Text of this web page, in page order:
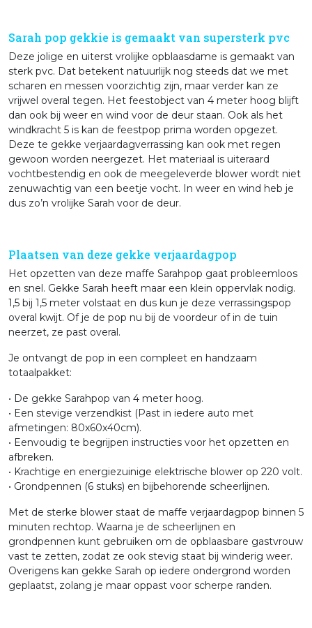
Sarah pop gekkie is gemaakt van supersterk pvc
Deze jolige en uiterst vrolijke opblaasdame is gemaakt van
sterk pvc. Dat betekent natuurlijk nog steeds dat we met
scharen en messen voorzichtig zijn, maar verder kan ze
vrijwel overal tegen. Het feestobject van 4 meter hoog blijft
dan ook bij weer en wind voor de deur staan. Ook als het
windkracht 5 is kan de feestpop prima worden opgezet.
Deze te gekke verjaardagverrassing kan ook met regen
gewoon worden neergezet. Het materiaal is uiteraard
vochtbestendig en ook de meegeleverde blower wordt niet
zenuwachtig van een beetje vocht. In weer en wind heb je
dus zo’n vrolijke Sarah voor de deur.
Plaatsen van deze gekke verjaardagpop
Het opzetten van deze maffe Sarahpop gaat probleemloos
en snel. Gekke Sarah heeft maar een klein oppervlak nodig.
1,5 bij 1,5 meter volstaat en dus kun je deze verrassingspop
overal kwijt. Of je de pop nu bij de voordeur of in de tuin
neerzet, ze past overal.
Je ontvangt de pop in een compleet en handzaam
totaalpakket:
• De gekke Sarahpop van 4 meter hoog.
• Een stevige verzendkist (Past in iedere auto met
afmetingen: 80x60x40cm).
• Eenvoudig te begrijpen instructies voor het opzetten en
afbreken.
• Krachtige en energiezuinige elektrische blower op 220 volt.
• Grondpennen (6 stuks) en bijbehorende scheerlijnen.
Met de sterke blower staat de maffe verjaardagpop binnen 5
minuten rechtop. Waarna je de scheerlijnen en
grondpennen kunt gebruiken om de opblaasbare gastvrouw
vast te zetten, zodat ze ook stevig staat bij winderig weer.
Overigens kan gekke Sarah op iedere ondergrond worden
geplaatst, zolang je maar oppast voor scherpe randen.